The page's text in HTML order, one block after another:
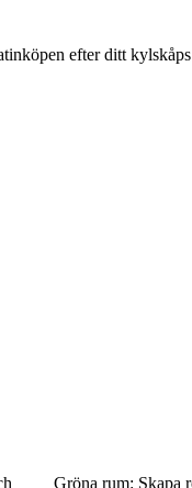
efter ditt
Gröna rum: Skapa